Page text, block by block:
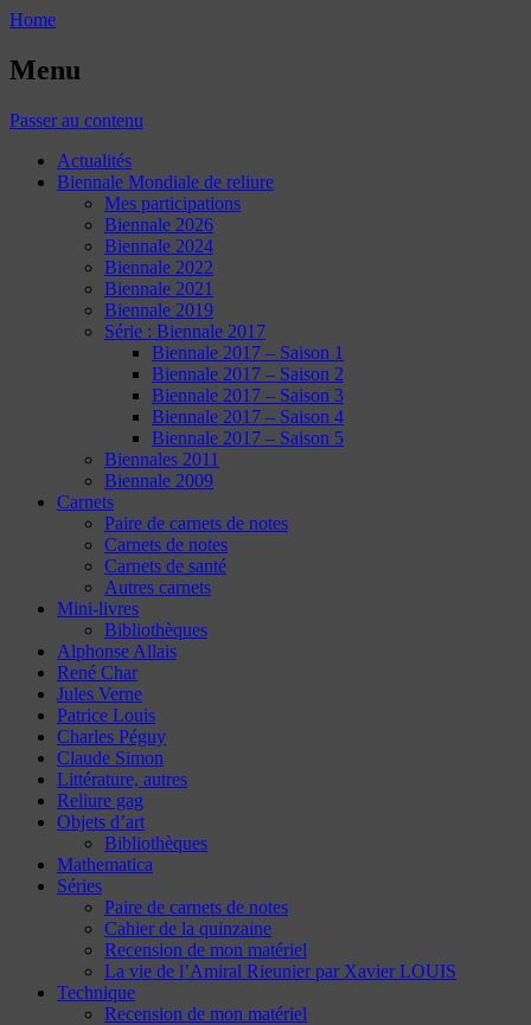
Home
Menu
Passer au contenu
Actualités
Biennale Mondiale de reliure
Mes participations
Biennale 2026
Biennale 2024
Biennale 2022
Biennale 2021
Biennale 2019
Série : Biennale 2017
Biennale 2017 – Saison 1
Biennale 2017 – Saison 2
Biennale 2017 – Saison 3
Biennale 2017 – Saison 4
Biennale 2017 – Saison 5
Biennales 2011
Biennale 2009
Carnets
Paire de carnets de notes
Carnets de notes
Carnets de santé
Autres carnets
Mini-livres
Bibliothèques
Alphonse Allais
René Char
Jules Verne
Patrice Louis
Charles Péguy
Claude Simon
Littérature, autres
Reliure gag
Objets d’art
Bibliothèques
Mathematica
Séries
Paire de carnets de notes
Cahier de la quinzaine
Recension de mon matériel
La vie de l’Amiral Rieunier par Xavier LOUIS
Technique
Recension de mon matériel